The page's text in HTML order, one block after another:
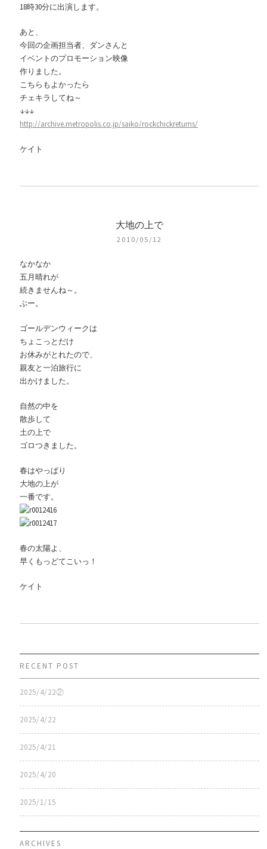
18時30分に出演します。
あと、
今回の企画担当者、ダンさんと
イベントのプロモーション映像
作りました。
こちらもよかったら
チェキラしてね～
↓↓↓
http://archive.metropolis.co.jp/saiko/rockchickreturns/
ケイト
大地の上で
2010/05/12
なかなか
五月晴れが
続きませんね～。
ぶー。
ゴールデンウィークは
ちょこっとだけ
お休みがとれたので、
親友と一泊旅行に
出かけました。
自然の中を
散歩して
土の上で
ゴロつきました。
春はやっぱり
大地の上が
一番です。
春の太陽よ、
早くもっどてこいっ！
ケイト
RECENT POST
2025/4/22②
2025/4/22
2025/4/21
2025/4/20
2025/1/15
ARCHIVES